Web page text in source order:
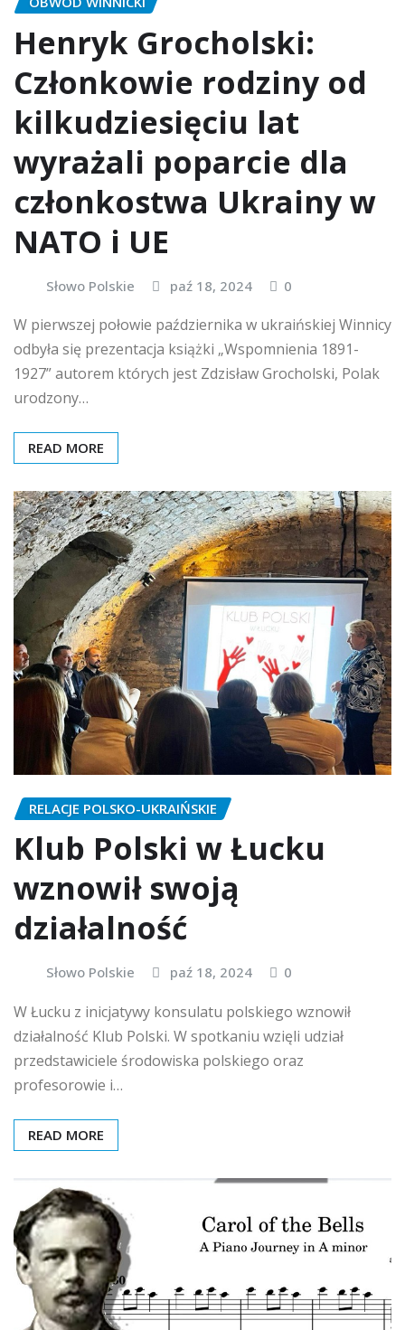
Henryk Grocholski:
Członkowie rodziny od
kilkudziesięciu lat
wyrażali poparcie dla
członkostwa Ukrainy w
NATO i UE
Słowo Polskie paź 18, 2024 0
W pierwszej połowie października w ukraińskiej Winnicy
odbyła się prezentacja książki „Wspomnienia 1891-
1927” autorem których jest Zdzisław Grocholski, Polak
urodzony…
READ MORE
RELACJE POLSKO-UKRAIŃSKIE
Klub Polski w Łucku
wznowił swoją
działalność
Słowo Polskie paź 18, 2024 0
W Łucku z inicjatywy konsulatu polskiego wznowił
działalność Klub Polski. W spotkaniu wzięli udział
przedstawiciele środowiska polskiego oraz
profesorowie i…
READ MORE